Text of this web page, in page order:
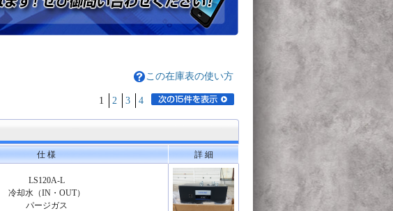
この在庫表の使い方
1 2 3 4
仕 様 詳 細
LS120A-L
冷却水（IN・OUT）
パージガス